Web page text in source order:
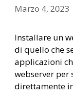
Marzo 4, 2023
Installare un
di quello che
applicazioni
webserver
direttamente